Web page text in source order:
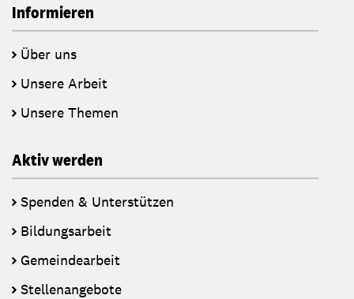
Informieren
Über uns
Unsere Arbeit
Unsere Themen
Aktiv werden
Spenden & Unterstützen
Bildungsarbeit
Gemeindearbeit
Stellenangebote